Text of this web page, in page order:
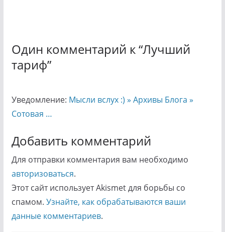
Один комментарий к “Лучший
тариф”
Уведомление: Мысли вслух :) » Архивы Блога »
Сотовая …
Добавить комментарий
Для отправки комментария вам необходимо
авторизоваться.
Этот сайт использует Akismet для борьбы со
спамом. Узнайте, как обрабатываются ваши
данные комментариев.